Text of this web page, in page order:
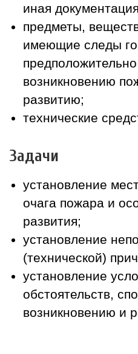
иная
предметы,
имеющие следы
возникновению
развитию;
технические
Задачи
установление
очага пожара и
развития;
установление
(технической)
установление
обстоятельств,
возникновению и